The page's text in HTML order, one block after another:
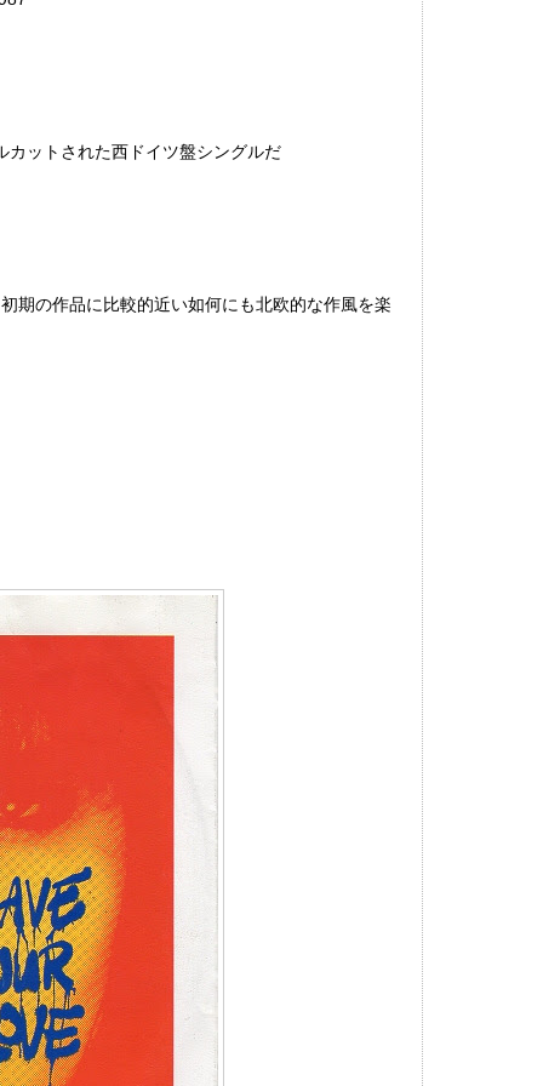
カットされた西ドイツ盤シングルだ
期の作品に比較的近い如何にも北欧的な作風を楽